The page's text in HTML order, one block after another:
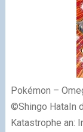
Pokémon –
©Shingo HataIn
Katastrophe an: